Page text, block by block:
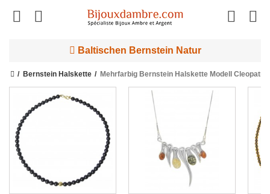
Baltischen Bernstein Natur
Bernstein Halskette Mehrfarbig Bernstein Halskette Modell Cleopatra